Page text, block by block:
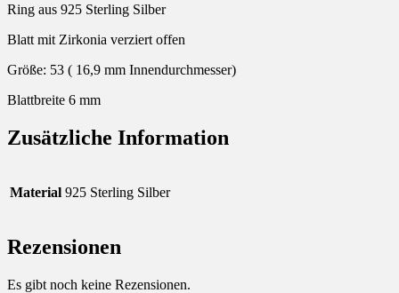
Ring aus 925 Sterling Silber
Blatt mit Zirkonia verziert offen
Größe: 53 ( 16,9 mm Innendurchmesser)
Blattbreite 6 mm
Zusätzliche Information
Material 925 Sterling Silber
Rezensionen
Es gibt noch keine Rezensionen.